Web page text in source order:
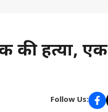
की हत्या, एक
Follow Us: